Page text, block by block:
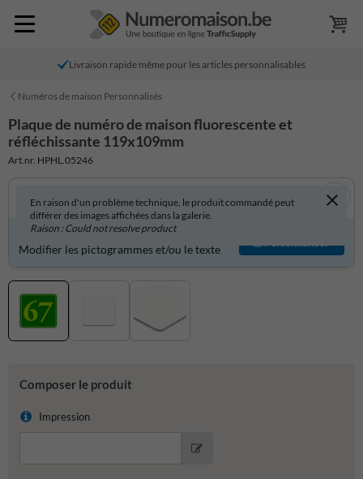
Livraison rapide même pour les articles personnalisables
Numéros de maison Personnalisés
Plaque de numéro de maison fluorescente et
réfléchissante 119x109mm
Art.nr. HPHL.05246
En raison d'un problème technique, le produit commandé peut
différer des images affichées dans la galerie.
Raison : Could not resolve product
Produit personnalisable ?
Modifier les pictogrammes et/ou le texte
Personnaliser
Composer le produit
Impression